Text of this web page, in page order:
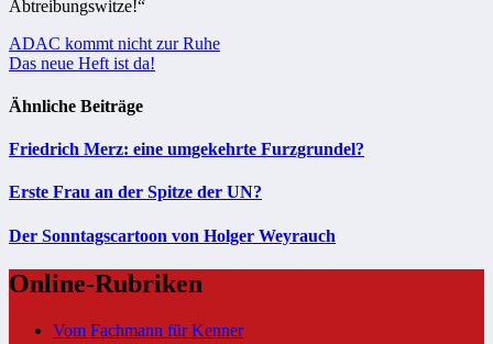
Abtreibungswitze!“
Beitragsnavigation
ADAC kommt nicht zur Ruhe
Das neue Heft ist da!
Ähnliche Beiträge
Friedrich Merz: eine umgekehrte Furzgrundel?
Erste Frau an der Spitze der UN?
Der Sonntagscartoon von Holger Weyrauch
Online-Rubriken
Vom Fachmann für Kenner